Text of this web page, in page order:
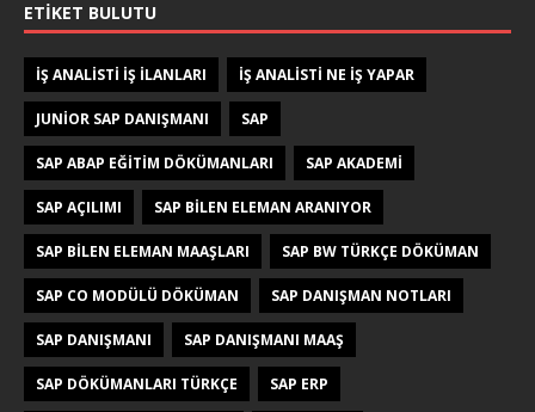
ETIKET BULUTU
IŞ ANALISTI IŞ ILANLARI IŞ ANALISTI NE IŞ YAPAR
JUNIOR SAP DANIŞMANI SAP
SAP ABAP EĞITIM DÖKÜMANLARI SAP AKADEMI
SAP AÇILIMI SAP BILEN ELEMAN ARANIYOR
SAP BILEN ELEMAN MAAŞLARI SAP BW TÜRKÇE DÖKÜMAN
SAP CO MODÜLÜ DÖKÜMAN SAP DANIŞMAN NOTLARI
SAP DANIŞMANI SAP DANIŞMANI MAAŞ
SAP DÖKÜMANLARI TÜRKÇE SAP ERP